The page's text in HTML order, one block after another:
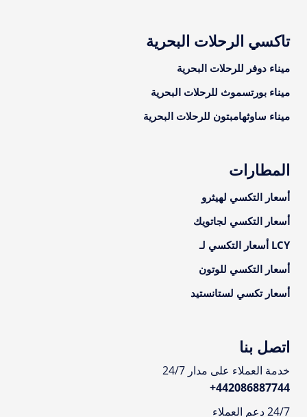
تاكسي الرحلات البحرية
ميناء دوفر للرحلات البحرية
ميناء بورتسموث للرحلات البحرية
ميناء ساوثهامبتون للرحلات البحرية
المطارات
أسعار التكسي لهيثرو
أسعار التكسي لجاتويك
LCY أسعار التكسي لـ
أسعار التكسي للوتون
أسعار تكسي لستانستيد
اتصل بنا
خدمة العملاء على مدار 24/7
+442086887744
24/7 دعم العملاء